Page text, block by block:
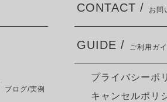
ブログ/実例
CONTACT / お問
GUIDE / ご利用ガ
プライバシーポ
キャンセルポリ